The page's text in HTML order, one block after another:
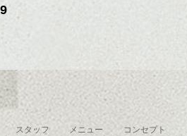
スタッフ メニュー コンセプト